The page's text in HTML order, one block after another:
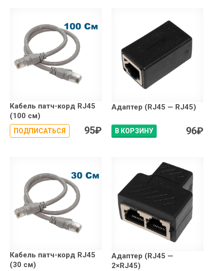
Кабель патч-корд RJ45
(100 см)
ПОДПИСАТЬСЯ 95₽
Адаптер (RJ45 — RJ45)
В КОРЗИНУ 96₽
Кабель патч-корд RJ45
(30 см)
Адаптер (RJ45 —
2×RJ45)